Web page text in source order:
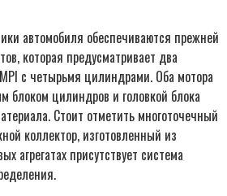
автомобиля обеспечиваются прежней
которая предусматривает два
с четырьмя цилиндрами. Оба мотора
блоком цилиндров и головкой блока
Стоит отметить многоточечный
коллектор, изготовленный из
агрегатах присутствует система